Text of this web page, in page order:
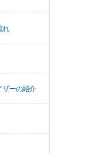
れ
ザーの紹介